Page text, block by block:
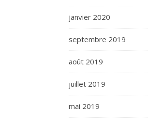
janvier 2020
septembre 2019
août 2019
juillet 2019
mai 2019